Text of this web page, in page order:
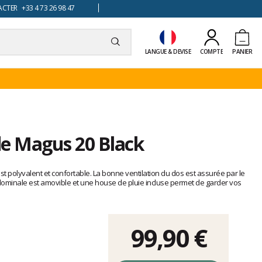
+33 4 73 26 98 47
LANGUE & DEVISE COMPTE PANIER
Magus 20 Black
polyvalent et confortable. La bonne ventilation du dos est assurée par le
est amovible et une house de pluie incluse permet de garder vos
99,90 €